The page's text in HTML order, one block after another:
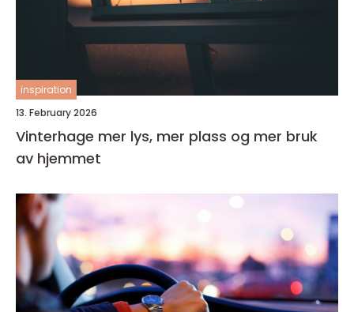
inspiration
13. February 2026
Vinterhage mer lys, mer plass og mer bruk
av hjemmet